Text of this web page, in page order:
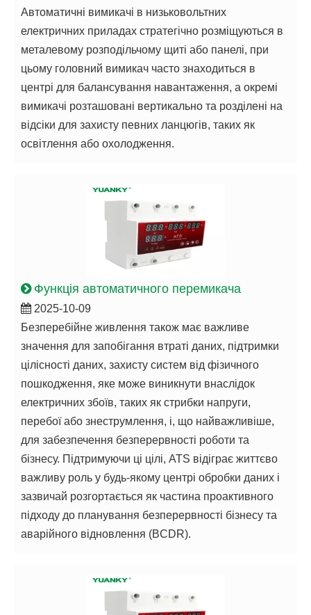
Автоматичні вимикачі в низьковольтних
електричних приладах стратегічно розміщуються в
металевому розподільчому щиті або панелі, при
цьому головний вимикач часто знаходиться в
центрі для балансування навантаження, а окремі
вимикачі розташовані вертикально та розділені на
відсіки для захисту певних ланцюгів, таких як
освітлення або охолодження.
Функція автоматичного перемикача
2025-10-09
Безперебійне живлення також має важливе
значення для запобігання втраті даних, підтримки
цілісності даних, захисту систем від фізичного
пошкодження, яке може виникнути внаслідок
електричних збоїв, таких як стрибки напруги,
перебої або знеструмлення, і, що найважливіше,
для забезпечення безперервності роботи та
бізнесу. Підтримуючи ці цілі, ATS відіграє життєво
важливу роль у будь-якому центрі обробки даних і
зазвичай розгортається як частина проактивного
підходу до планування безперервності бізнесу та
аварійного відновлення (BCDR).